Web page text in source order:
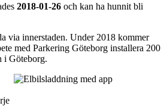
2018-01-26 och kan ha hunnit bli
via innerstaden. Under 2018 kommer
med Parkering Göteborg installera 200
i Göteborg.